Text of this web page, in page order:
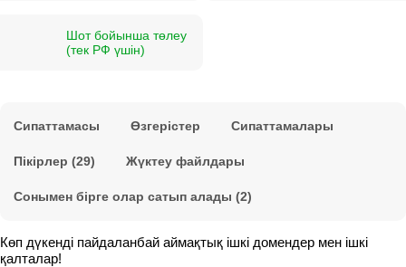
Шот бойынша төлеу
(тек РФ үшін)
Сипаттамасы Өзгерістер Сипаттамалары
Пікірлер (29) Жүктеу файлдары
Сонымен бірге олар сатып алады (2)
Көп дүкенді пайдаланбай аймақтық ішкі домендер мен ішкі
қалталар!